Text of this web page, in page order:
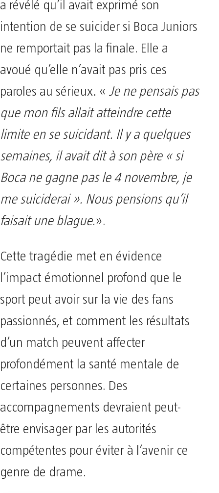
a révélé qu’il avait exprimé son
intention de se suicider si Boca Juniors
ne remportait pas la finale. Elle a
avoué qu’elle n’avait pas pris ces
paroles au sérieux. « Je ne pensais pas
que mon fils allait atteindre cette
limite en se suicidant. Il y a quelques
semaines, il avait dit à son père « si
Boca ne gagne pas le 4 novembre, je
me suiciderai ». Nous pensions qu’il
faisait une blague.».
Cette tragédie met en évidence
l’impact émotionnel profond que le
sport peut avoir sur la vie des fans
passionnés, et comment les résultats
d’un match peuvent affecter
profondément la santé mentale de
certaines personnes. Des
accompagnements devraient peut-
être envisager par les autorités
compétentes pour éviter à l’avenir ce
genre de drame.